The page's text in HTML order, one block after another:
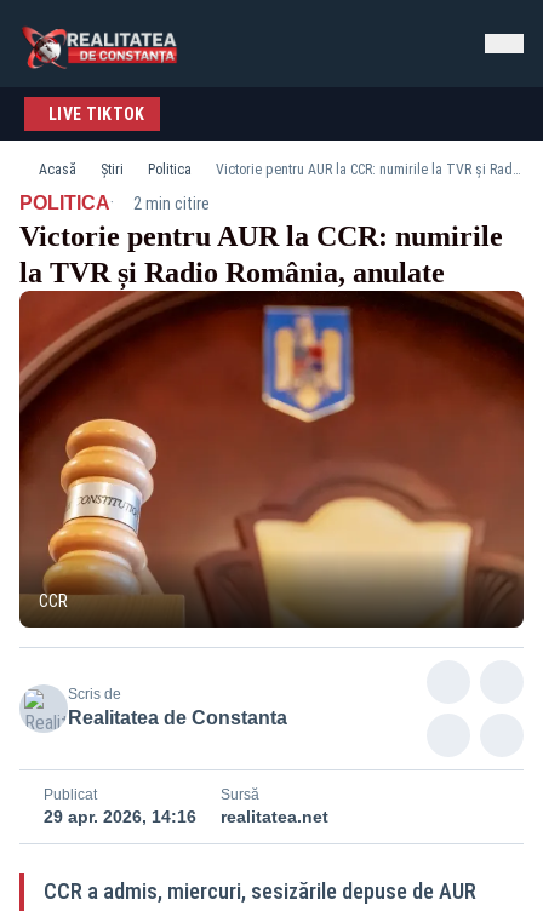
LIVE TIKTOK
Acasă Știri Politica Victorie pentru AUR la CCR: numirile la TVR și Radio România, anulate
POLITICA· 2 min citire
Victorie pentru AUR la CCR: numirile
la TVR și Radio România, anulate
CCR
Scris de
Realitatea de Constanta
Publicat
29 apr. 2026, 14:16
Sursă
realitatea.net
CCR a admis, miercuri, sesizările depuse de AUR